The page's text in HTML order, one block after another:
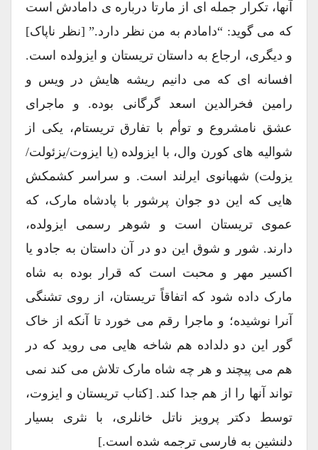
آنها، تکرار جمله ای از مارتا درباره ی دامادش است
که می گوید: “دامادم به من نظر دارد.” [نظر ناپاک]
و دیگری، ارجاع به داستان تریستان و ایزولده است.
افسانه ای که می دانیم ریشه هایش در ویس و
رامین فخرالدین اسعد گرگانی بوده. و ماجرای
عشق نامشروع و توأم با تفارق تریستام، یکی از
شوالیه های کورن وال، با ایزولده (یا ایزوت/یزئولت/
یزولت) شهبانوی ایرلند است. و سراسر کشمکش
هایی که این دو جوان پرشور با پادشاه مارک، که
عموی تریستان است و شوهر رسمی ایزولده،
دارند. شور و شوق این دو در آن داستان به جادو یا
اکسیر مهر و محبت است که قرار بوده به شاه
مارک داده شود که اتفاقاً تریستان، از روی تشنگی
آنرا نوشیده؛ و ماجرا رقم می خورد تا آنکه از خاک
گور این دو دلداده هم شاخه هایی می روید که در
هم می پیچند و هر چه شاه مارک تلاش می کند نمی
تواند آنها را از هم جدا کند. [کتاب تریستان و ایزوت،
توسط دکتر پرویز ناتل خانلری، با نثری بسیار
دلنشین به فارسی ترجمه شده است.]